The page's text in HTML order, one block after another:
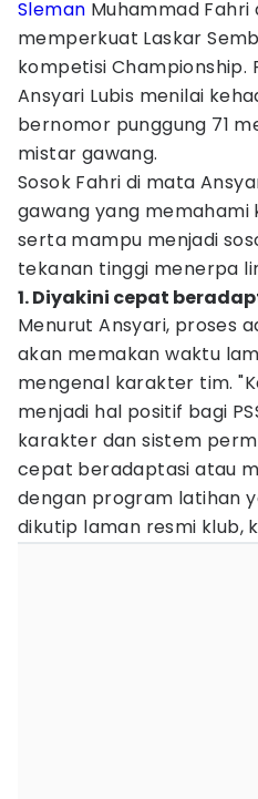
Sleman Muhammad
memperkuat Laskar
kompetisi Championship.
Ansyari Lubis menilai
bernomor punggung 71
mistar gawang.
Sosok Fahri di mata
gawang yang
serta mampu menjadi
tekanan tinggi menerpa
1. Diyakini cepat
Menurut Ansyari, proses
akan memakan waktu
mengenal karakter tim.
menjadi hal positif bagi
karakter dan sistem
cepat beradaptasi atau
dengan program latihan
dikutip laman resmi klub,